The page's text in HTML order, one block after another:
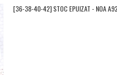
[36-38-40-42] STOC EPUIZAT - NOA